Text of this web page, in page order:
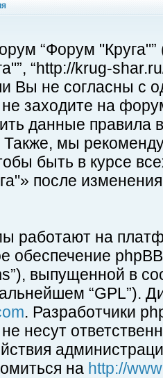
“Форум
“http://krug-
Вы не согласны с
заходите на
данные правила
Также, мы
быть в курсе
после
работают на
обеспечение
выпущенной в
“GPL”).
. Разработчики
несут
на http://